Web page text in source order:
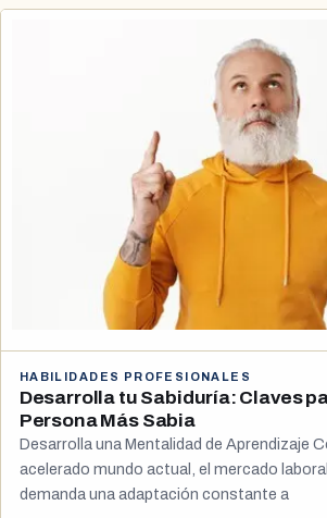
HABILIDADES PROFESIONALES
Desarrolla tu Sabiduría: Claves
Persona Más Sabia
Desarrolla una Mentalidad de Aprendizaje
acelerado mundo actual, el mercado
demanda una adaptación constante a